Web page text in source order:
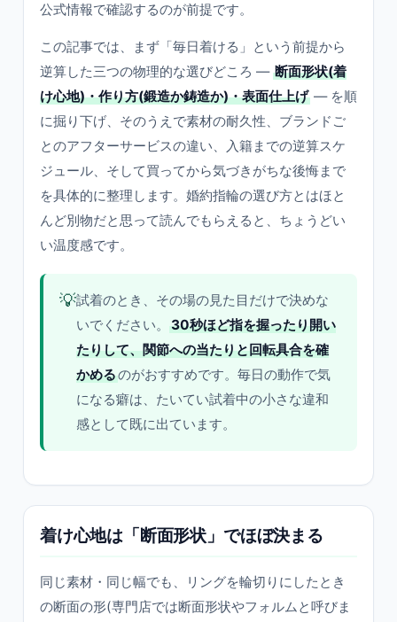
公式情報で確認するのが前提です。
この記事では、まず「毎日着ける」という前提から
逆算した三つの物理的な選びどころ — 断面形状(着
け心地)・作り方(鍛造か鋳造か)・表面仕上げ — を順
に掘り下げ、そのうえで素材の耐久性、ブランドご
とのアフターサービスの違い、入籍までの逆算スケ
ジュール、そして買ってから気づきがちな後悔まで
を具体的に整理します。婚約指輪の選び方とはほと
んど別物だと思って読んでもらえると、ちょうどい
い温度感です。
💡試着のとき、その場の見た目だけで決めな
いでください。
30秒ほど指を握ったり開い
たりして、関節への当たりと回転具合を確
かめるのがおすすめです。毎日の動作で気
になる癖は、たいてい試着中の小さな違和
感として既に出ています。
着け心地は「断面形状」でほぼ決まる
同じ素材・同じ幅でも、リングを輪切りにしたとき
の断面の形(専門店では断面形状やフォルムと呼びま